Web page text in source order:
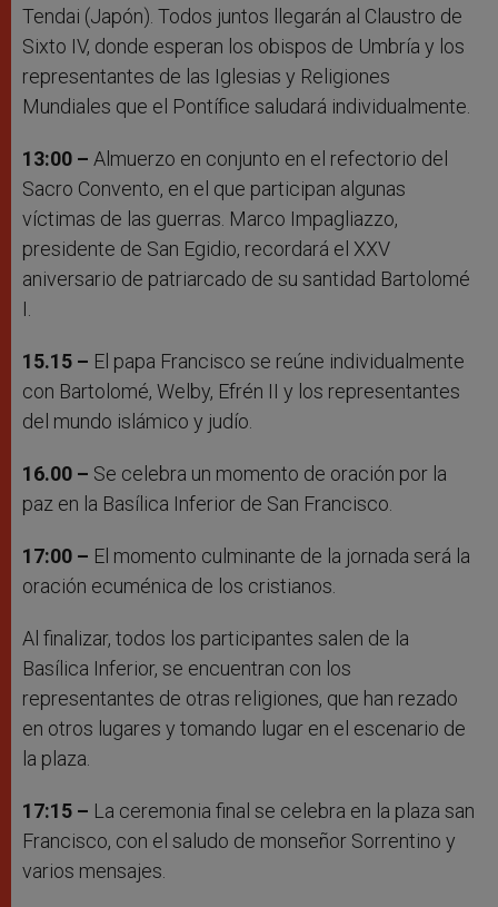
Tendai (Japón). Todos juntos llegarán al Claustro de
Sixto IV, donde esperan los obispos de Umbría y los
representantes de las Iglesias y Religiones
Mundiales que el Pontífice saludará individualmente.
13:00 – Almuerzo en conjunto en el refectorio del
Sacro Convento, en el que participan algunas
víctimas de las guerras. Marco Impagliazzo,
presidente de San Egidio, recordará el XXV
aniversario de patriarcado de su santidad Bartolomé
I.
15.15 – El papa Francisco se reúne individualmente
con Bartolomé, Welby, Efrén II y los representantes
del mundo islámico y judío.
16.00 – Se celebra un momento de oración por la
paz en la Basílica Inferior de San Francisco.
17:00 – El momento culminante de la jornada será la
oración ecuménica de los cristianos.
Al finalizar, todos los participantes salen de la
Basílica Inferior, se encuentran con los
representantes de otras religiones, que han rezado
en otros lugares y tomando lugar en el escenario de
la plaza.
17:15 – La ceremonia final se celebra en la plaza san
Francisco, con el saludo de monseñor Sorrentino y
varios mensajes.